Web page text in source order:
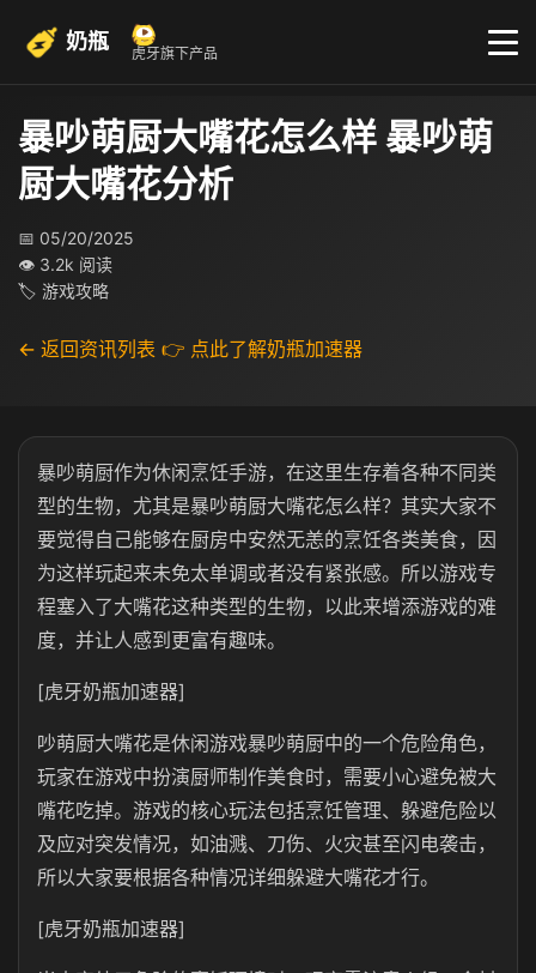
奶瓶 虎牙旗下产品
暴吵萌厨大嘴花怎么样 暴吵萌
厨大嘴花分析
📅 05/20/2025
👁 3.2k 阅读
🏷 游戏攻略
← 返回资讯列表 👉 点此了解奶瓶加速器
暴吵萌厨作为休闲烹饪手游，在这里生存着各种不同类
型的生物，尤其是暴吵萌厨大嘴花怎么样？其实大家不
要觉得自己能够在厨房中安然无恙的烹饪各类美食，因
为这样玩起来未免太单调或者没有紧张感。所以游戏专
程塞入了大嘴花这种类型的生物，以此来增添游戏的难
度，并让人感到更富有趣味。
[虎牙奶瓶加速器]
吵萌厨大嘴花是休闲游戏暴吵萌厨中的一个危险角色，
玩家在游戏中扮演厨师制作美食时，需要小心避免被大
嘴花吃掉。游戏的核心玩法包括烹饪管理、躲避危险以
及应对突发情况，如油溅、刀伤、火灾甚至闪电袭击，
所以大家要根据各种情况详细躲避大嘴花才行。
[虎牙奶瓶加速器]